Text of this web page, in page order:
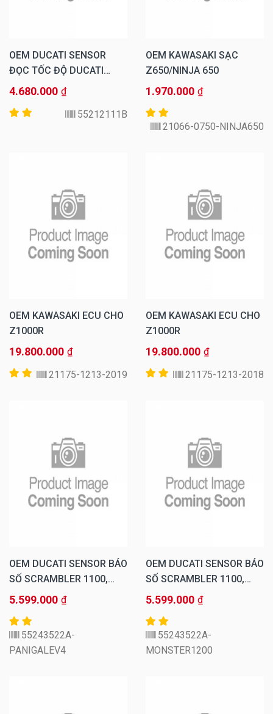
OEM DUCATI SENSOR
ĐỌC TỐC ĐỘ DUCATI
PANIGALE 899 1199 1200
4.680.000 ₫
55212111B
OEM KAWASAKI SẠC
Z650/NINJA 650
1.970.000 ₫
21066-0750-NINJA650
OEM KAWASAKI ECU CHO
Z1000R
19.800.000 ₫
21175-1213-2019
OEM KAWASAKI ECU CHO
Z1000R
19.800.000 ₫
21175-1213-2018
OEM DUCATI SENSOR BÁO
SỐ SCRAMBLER 1100,
MULTISTRADA 1260,
5.599.000 ₫
55243522A-
PANIGALEV4
OEM DUCATI SENSOR BÁO
SỐ SCRAMBLER 1100,
MULTISTRADA 1260,
5.599.000 ₫
55243522A-
MONSTER1200